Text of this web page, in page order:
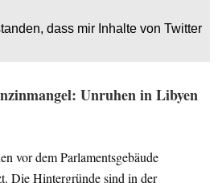
dass mir Inhalte von Twitter
Unruhen in Libyen
vor dem Parlamentsgebäude
Die Hintergründe sind in der